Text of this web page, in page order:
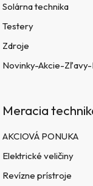
Solárna technika
Testery
Zdroje
Novinky-Akcie-
Meracia
AKCIOVÁ PONUKA
Elektrické veličiny
Revízne prístroje